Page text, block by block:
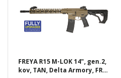
FREYA R15 M-LOK 14", gen.2,
kov, TAN, Delta Armory, FRY-